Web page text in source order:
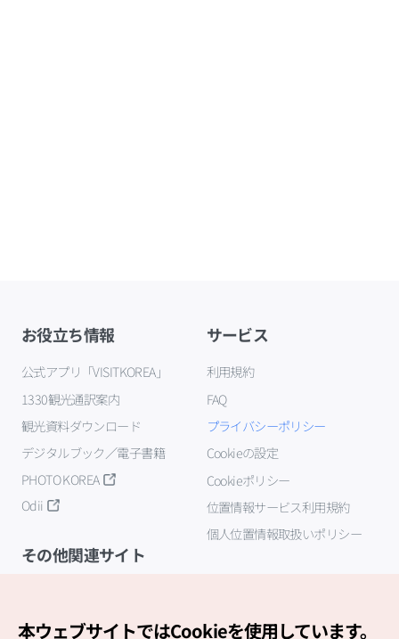
お役立ち情報
公式アプリ「VISITKOREA」
1330観光通訳案内
観光資料ダウンロード
デジタルブック／電子書籍
PHOTO KOREA
Odii
サービス
利用規約
FAQ
プライバシーポリシー
Cookieの設定
Cookieポリシー
位置情報サービス利用規約
個人位置情報取扱いポリシー
その他関連サイト
本ウェブサイトではCookieを使用しています。